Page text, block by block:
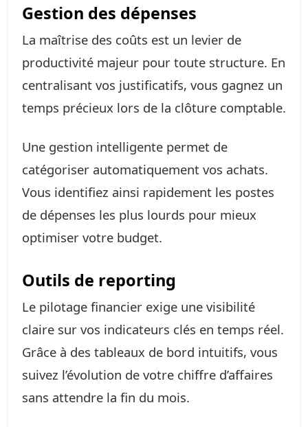
Gestion des dépenses
La maîtrise des coûts est un levier de
productivité majeur pour toute structure. En
centralisant vos justificatifs, vous gagnez un
temps précieux lors de la clôture comptable.
Une gestion intelligente permet de
catégoriser automatiquement vos achats.
Vous identifiez ainsi rapidement les postes
de dépenses les plus lourds pour mieux
optimiser votre budget.
Outils de reporting
Le pilotage financier exige une visibilité
claire sur vos indicateurs clés en temps réel.
Grâce à des tableaux de bord intuitifs, vous
suivez l’évolution de votre chiffre d’affaires
sans attendre la fin du mois.